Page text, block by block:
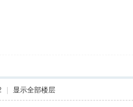
显示全部楼层